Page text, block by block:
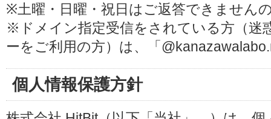
※土曜・日曜・祝日はご返答できません
※ドメイン指定受信をされている方（迷
ーをご利用の方）は、「
個人情報保護方針